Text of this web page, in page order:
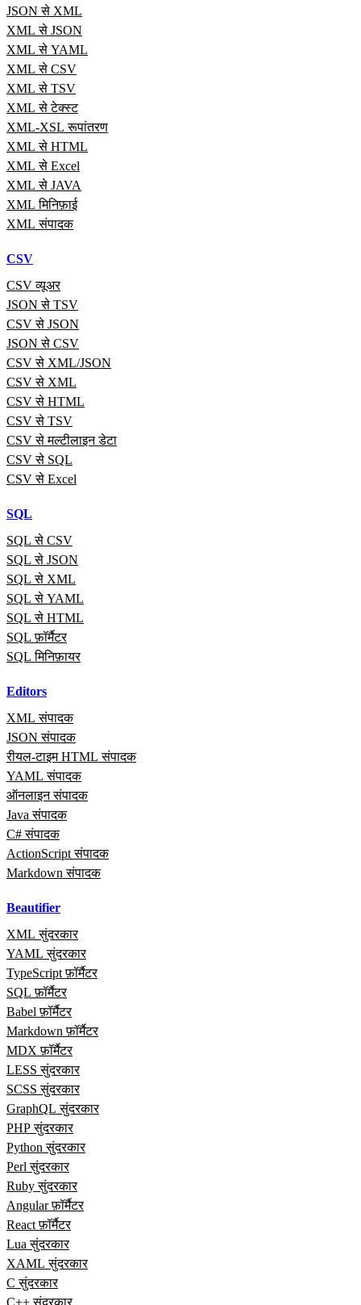
JSON से XML
XML से JSON
XML से YAML
XML से CSV
XML से TSV
XML से टेक्स्ट
XML-XSL रूपांतरण
XML से HTML
XML से Excel
XML से JAVA
XML मिनिफ़ाई
XML संपादक
CSV
CSV व्यूअर
JSON से TSV
CSV से JSON
JSON से CSV
CSV से XML/JSON
CSV से XML
CSV से HTML
CSV से TSV
CSV से मल्टीलाइन डेटा
CSV से SQL
CSV से Excel
SQL
SQL से CSV
SQL से JSON
SQL से XML
SQL से YAML
SQL से HTML
SQL फ़ॉर्मैटर
SQL मिनिफ़ायर
Editors
XML संपादक
JSON संपादक
रीयल‑टाइम HTML संपादक
YAML संपादक
ऑनलाइन संपादक
Java संपादक
C# संपादक
ActionScript संपादक
Markdown संपादक
Beautifier
XML सुंदरकार
YAML सुंदरकार
TypeScript फ़ॉर्मैटर
SQL फ़ॉर्मैटर
Babel फ़ॉर्मैटर
Markdown फ़ॉर्मैटर
MDX फ़ॉर्मैटर
LESS सुंदरकार
SCSS सुंदरकार
GraphQL सुंदरकार
PHP सुंदरकार
Python सुंदरकार
Perl सुंदरकार
Ruby सुंदरकार
Angular फ़ॉर्मैटर
React फ़ॉर्मैटर
Lua सुंदरकार
XAML सुंदरकार
C सुंदरकार
C++ सुंदरकार